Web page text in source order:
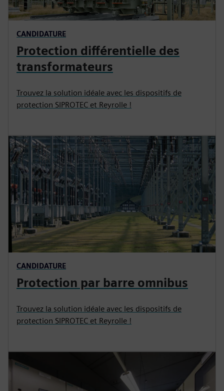
CANDIDATURE
Protection différentielle des
transformateurs
Trouvez la solution idéale avec les dispositifs de
protection SIPROTEC et Reyrolle !
CANDIDATURE
Protection par barre omnibus
Trouvez la solution idéale avec les dispositifs de
protection SIPROTEC et Reyrolle !